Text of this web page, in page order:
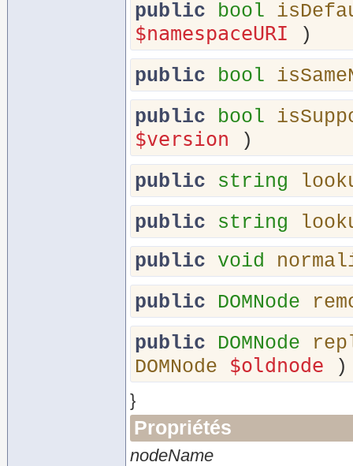
public
bool
$namespaceURI )
public
bool
public
bool
$version )
public
string
public
string
public
void
public
DOMNode
public
DOMNode
DOMNode
$oldnode )
}
Propriétés
nodeName